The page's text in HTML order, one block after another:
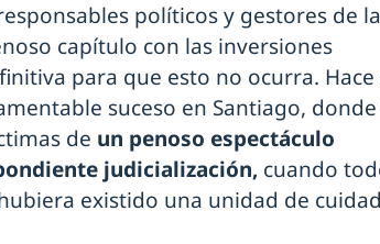
políticos y gestores de la
capítulo con las inversiones
para que esto no ocurra. Hace
suceso en Santiago,
de un penoso espectáculo
judicialización, cuando
existido una unidad de